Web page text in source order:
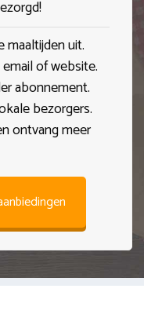
maaltijden uit.
of website.
abonnement.
bezorgers.
ontvang meer